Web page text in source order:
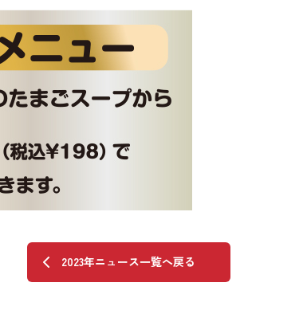
2023年ニュース一覧へ戻る